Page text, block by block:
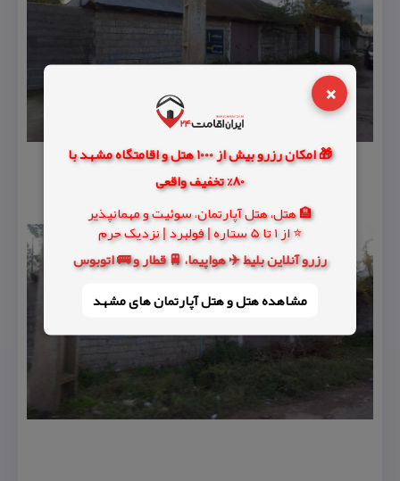
×
🎁 امکان رزرو بیش از 1000 هتل و اقامتگاه مشهد با
80% تخفیف واقعی
🏨 هتل، هتل آپارتمان، سوئیت و مهمانپذیر
⭐ از 1 تا 5 ستاره | فولبرد | نزدیک حرم
رزرو آنلاین بلیط ✈️ هواپیما، 🚆 قطار و 🚌 اتوبوس
مشاهده هتل و هتل‌ آپارتمان های مشهد